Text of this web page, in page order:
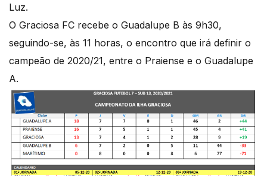
Luz.
O Graciosa FC recebe o Guadalupe B às 9h30,
seguindo-se, às 11 horas, o encontro que irá definir o
campeão de 2020/21, entre o Praiense e o Guadalupe
A.